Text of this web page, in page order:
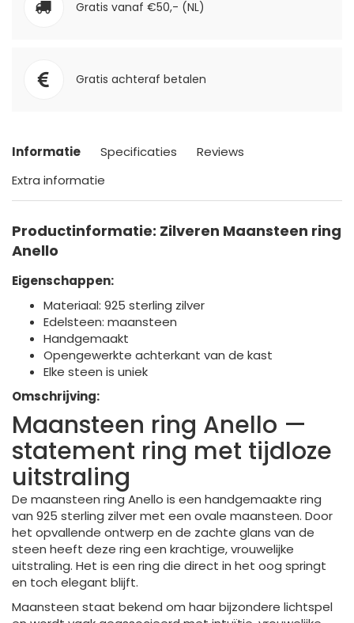
Gratis vanaf €50,- (NL)
Gratis achteraf betalen
Informatie Specificaties
Reviews
Extra informatie
Productinformatie: Zilveren Maansteen ring
Anello
Eigenschappen:
Materiaal: 925 sterling zilver
Edelsteen: maansteen
Handgemaakt
Opengewerkte achterkant van de kast
Elke steen is uniek
Omschrijving:
Maansteen ring Anello —
statement ring met tijdloze
uitstraling
De maansteen ring Anello is een handgemaakte ring
van 925 sterling zilver met een ovale maansteen. Door
het opvallende ontwerp en de zachte glans van de
steen heeft deze ring een krachtige, vrouwelijke
uitstraling. Het is een ring die direct in het oog springt
en toch elegant blijft.
Maansteen staat bekend om haar bijzondere lichtspel